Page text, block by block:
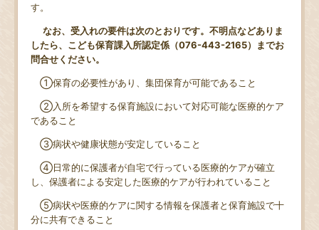
す。
なお、受入れの要件は次のとおりです。不明点などありま
したら、こども保育課入所認定係（076-443-2165）までお
問合せください。
①保育の必要性があり、集団保育が可能であること
②入所を希望する保育施設において対応可能な医療的ケア
であること
③病状や健康状態が安定していること
④日常的に保護者が自宅で行っている医療的ケアが確立
し、保護者による安定した医療的ケアが行われていること
⑤病状や医療的ケアに関する情報を保護者と保育施設で十
分に共有できること